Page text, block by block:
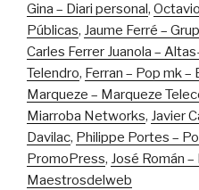
Gina – Diari personal,
Públicas, Jaume Ferré –
Carles Ferrer Juanola –
Telendro, Ferran – Pop mk
Marqueze – Marqueze
Miarroba Networks, Javier
Davilac, Philippe Portes –
PromoPress, José Román
Maestrosdelweb